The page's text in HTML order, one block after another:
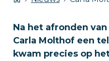
Na het afronden
Carla Molthof een
kwam precies op